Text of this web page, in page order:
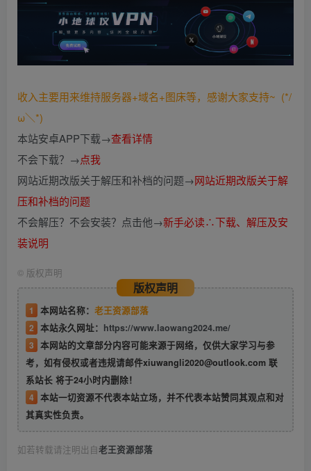
收入主要用来维持服务器+域名+图床等，感谢大家支持~ (*/
ω＼*)
本站安卓APP下载→查看详情
不会下载？→点我
网站近期改版关于解压和补档的问题→网站近期改版关于解
压和补档的问题
不会解压？不会安装？点击他→新手必读∴下载、解压及安
装说明
© 版权声明
版权声明
1 本网站名称： 老王资源部落
2 本站永久网址： https://www.laowang2024.me/
3 本网站的文章部分内容可能来源于网络，仅供大家学习与参
考，如有侵权或者违规请邮件xiuwangli2020@outlook.com 联
系站长 将于24小时内删除！
4 本站一切资源不代表本站立场，并不代表本站赞同其观点和对
其真实性负责。
如若转载请注明出自老王资源部落